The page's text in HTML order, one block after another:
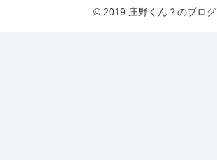
© 2019 庄野くん？のブログ.